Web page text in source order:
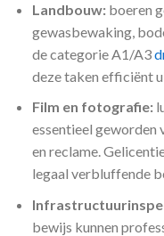
Landbouw:boeren
gewasbewaking,
de categorie A1/A3
deze taken efficiënt
Film en fotografie:
essentieel geworden
en reclame.
legaal verbluffende
bewijs kunnen